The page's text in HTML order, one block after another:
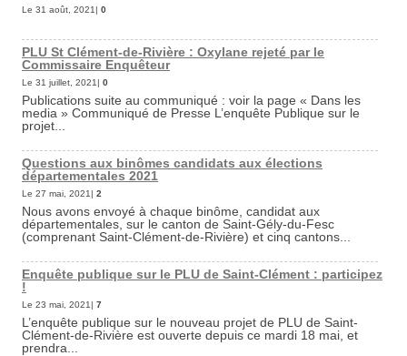
Le 31 août, 2021| 0
PLU St Clément-de-Rivière : Oxylane rejeté par le
Commissaire Enquêteur
Le 31 juillet, 2021| 0
Publications suite au communiqué : voir la page « Dans les
media » Communiqué de Presse L’enquête Publique sur le
projet...
Questions aux binômes candidats aux élections
départementales 2021
Le 27 mai, 2021| 2
Nous avons envoyé à chaque binôme, candidat aux
départementales, sur le canton de Saint-Gély-du-Fesc
(comprenant Saint-Clément-de-Rivière) et cinq cantons...
Enquête publique sur le PLU de Saint-Clément : participez
!
Le 23 mai, 2021| 7
L’enquête publique sur le nouveau projet de PLU de Saint-
Clément-de-Rivière est ouverte depuis ce mardi 18 mai, et
prendra...